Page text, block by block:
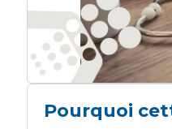
Pourquoi